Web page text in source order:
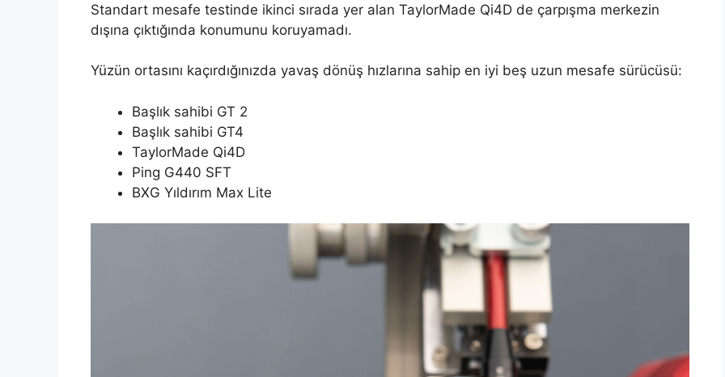
Standart mesafe testinde ikinci sırada yer alan TaylorMade Qi4D de çarpışma merkezin
dışına çıktığında konumunu koruyamadı.
Yüzün ortasını kaçırdığınızda yavaş dönüş hızlarına sahip en iyi beş uzun mesafe sürücüsü:
Başlık sahibi GT 2
Başlık sahibi GT4
TaylorMade Qi4D
Ping G440 SFT
BXG Yıldırım Max Lite